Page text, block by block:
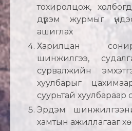
тохиролцож,
дүрэм журмыг
ашиглах
Харилцан
шинжилгээ,
сурвалжийн
хуулбарыг
суурьтай хуулбараар
Эрдэм
хамтын ажиллагааг